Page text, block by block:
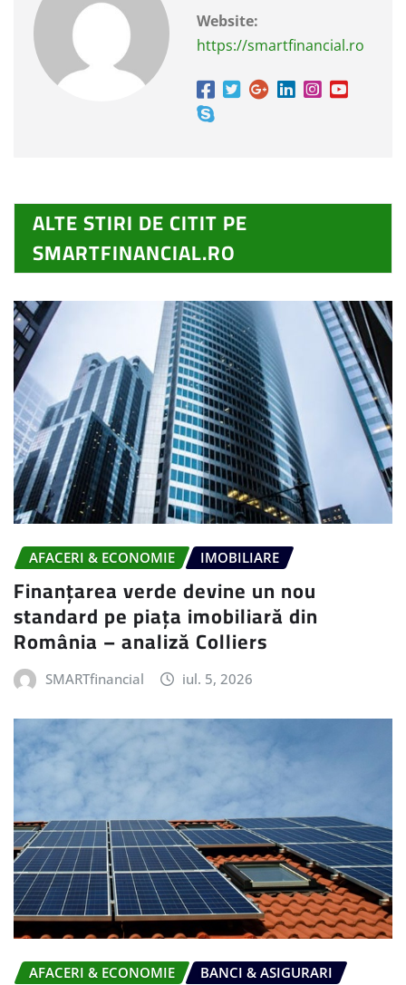
Website:
https://smartfinancial.ro
ALTE STIRI DE CITIT PE
SMARTFINANCIAL.RO
AFACERI & ECONOMIE IMOBILIARE
Finanțarea verde devine un nou
standard pe piața imobiliară din
România – analiză Colliers
SMARTfinancial iul. 5, 2026
AFACERI & ECONOMIE BANCI & ASIGURARI